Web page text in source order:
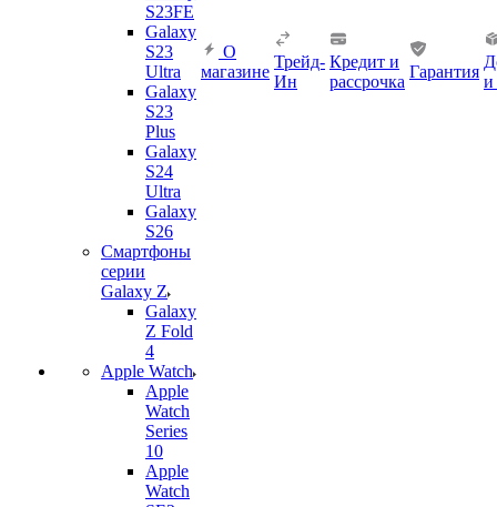
S23FE
Galaxy
S23
Ultra
Galaxy
S23
Plus
Galaxy
S24
Ultra
Galaxy
S26
Смартфоны
серии
Galaxy Z
Galaxy
Z Fold
4
Apple Watch
Apple
Watch
Series
10
Apple
Watch
О
магазине
Трейд-
Ин
Кредит и
рассрочка
Гарантия
и